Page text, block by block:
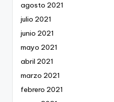
agosto 2021
julio 2021
junio 2021
mayo 2021
abril 2021
marzo 2021
febrero 2021